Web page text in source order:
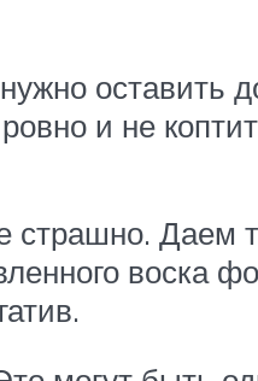
оставить
и не
страшно. Даем
воска